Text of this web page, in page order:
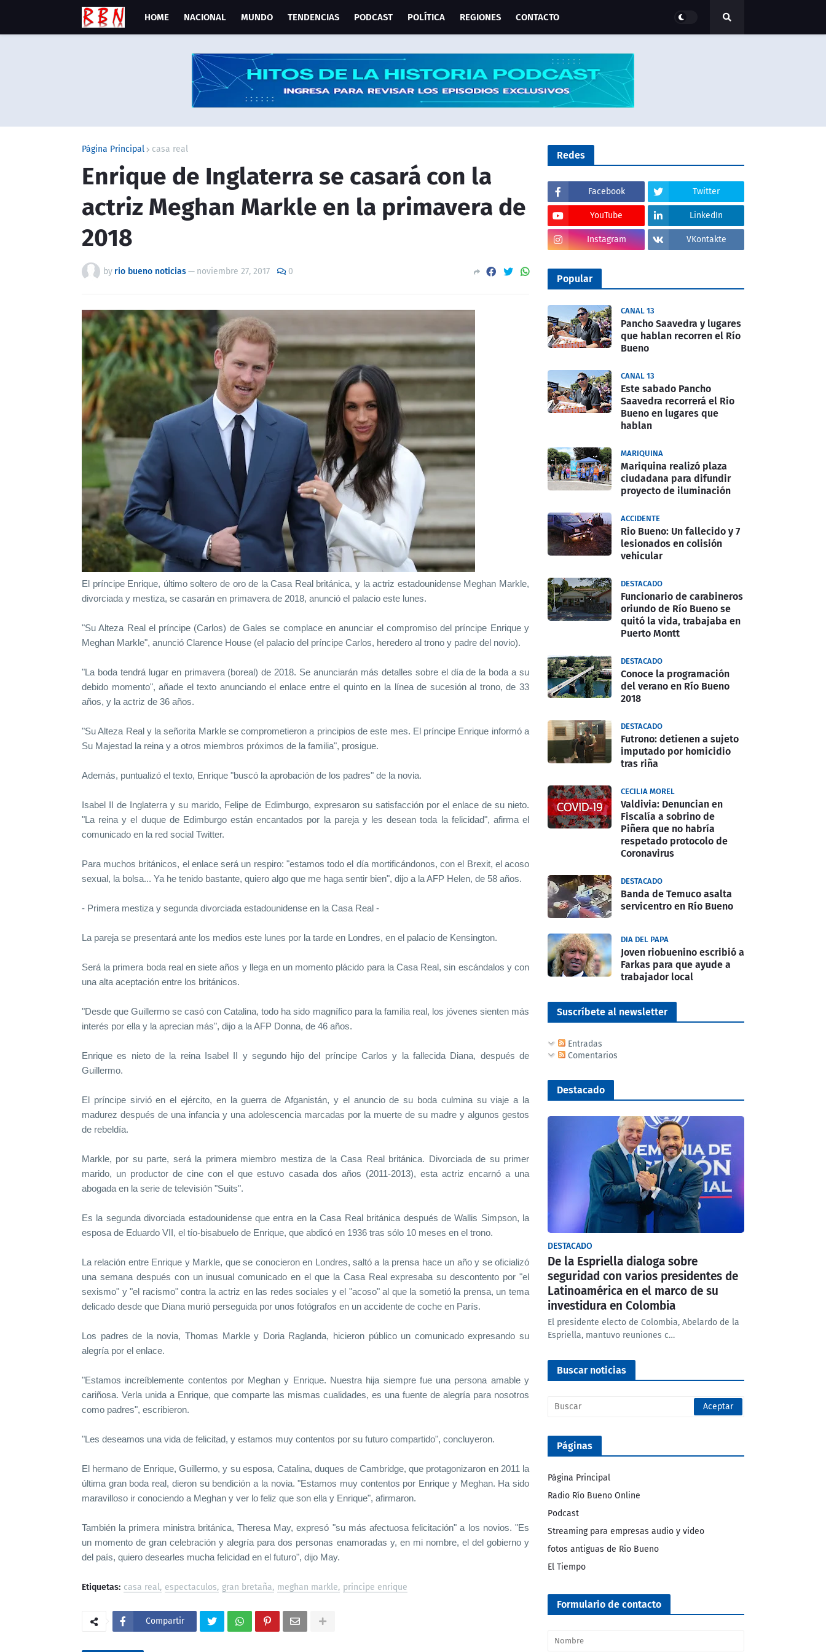
HOME NACIONAL MUNDO TENDENCIAS PODCAST POLÍTICA REGIONES CONTACTO
Página Principal casa real
Enrique de Inglaterra se casará con la
actriz Meghan Markle en la primavera de
2018
by rio bueno noticias— noviembre 27, 2017 0
El príncipe Enrique, último soltero de oro de la Casa Real británica, y la actriz estadounidense Meghan Markle,
divorciada y mestiza, se casarán en primavera de 2018, anunció el palacio este lunes.
"Su Alteza Real el príncipe (Carlos) de Gales se complace en anunciar el compromiso del príncipe Enrique y
Meghan Markle", anunció Clarence House (el palacio del príncipe Carlos, heredero al trono y padre del novio).
"La boda tendrá lugar en primavera (boreal) de 2018. Se anunciarán más detalles sobre el día de la boda a su
debido momento", añade el texto anunciando el enlace entre el quinto en la línea de sucesión al trono, de 33
años, y la actriz de 36 años.
"Su Alteza Real y la señorita Markle se comprometieron a principios de este mes. El príncipe Enrique informó a
Su Majestad la reina y a otros miembros próximos de la familia", prosigue.
Además, puntualizó el texto, Enrique "buscó la aprobación de los padres" de la novia.
Isabel II de Inglaterra y su marido, Felipe de Edimburgo, expresaron su satisfacción por el enlace de su nieto.
"La reina y el duque de Edimburgo están encantados por la pareja y les desean toda la felicidad", afirma el
comunicado en la red social Twitter.
Para muchos británicos, el enlace será un respiro: "estamos todo el día mortificándonos, con el Brexit, el acoso
sexual, la bolsa... Ya he tenido bastante, quiero algo que me haga sentir bien", dijo a la AFP Helen, de 58 años.
- Primera mestiza y segunda divorciada estadounidense en la Casa Real -
La pareja se presentará ante los medios este lunes por la tarde en Londres, en el palacio de Kensington.
Será la primera boda real en siete años y llega en un momento plácido para la Casa Real, sin escándalos y con
una alta aceptación entre los británicos.
"Desde que Guillermo se casó con Catalina, todo ha sido magnífico para la familia real, los jóvenes sienten más
interés por ella y la aprecian más", dijo a la AFP Donna, de 46 años.
Enrique es nieto de la reina Isabel II y segundo hijo del príncipe Carlos y la fallecida Diana, después de
Guillermo.
El príncipe sirvió en el ejército, en la guerra de Afganistán, y el anuncio de su boda culmina su viaje a la
madurez después de una infancia y una adolescencia marcadas por la muerte de su madre y algunos gestos
de rebeldía.
Markle, por su parte, será la primera miembro mestiza de la Casa Real británica. Divorciada de su primer
marido, un productor de cine con el que estuvo casada dos años (2011-2013), esta actriz encarnó a una
abogada en la serie de televisión "Suits".
Es la segunda divorciada estadounidense que entra en la Casa Real británica después de Wallis Simpson, la
esposa de Eduardo VII, el tío-bisabuelo de Enrique, que abdicó en 1936 tras sólo 10 meses en el trono.
La relación entre Enrique y Markle, que se conocieron en Londres, saltó a la prensa hace un año y se oficializó
una semana después con un inusual comunicado en el que la Casa Real expresaba su descontento por "el
sexismo" y "el racismo" contra la actriz en las redes sociales y el "acoso" al que la sometió la prensa, un tema
delicado desde que Diana murió perseguida por unos fotógrafos en un accidente de coche en París.
Los padres de la novia, Thomas Markle y Doria Raglanda, hicieron público un comunicado expresando su
alegría por el enlace.
"Estamos increíblemente contentos por Meghan y Enrique. Nuestra hija siempre fue una persona amable y
cariñosa. Verla unida a Enrique, que comparte las mismas cualidades, es una fuente de alegría para nosotros
como padres", escribieron.
"Les deseamos una vida de felicitad, y estamos muy contentos por su futuro compartido", concluyeron.
El hermano de Enrique, Guillermo, y su esposa, Catalina, duques de Cambridge, que protagonizaron en 2011 la
última gran boda real, dieron su bendición a la novia. "Estamos muy contentos por Enrique y Meghan. Ha sido
maravilloso ir conociendo a Meghan y ver lo feliz que son ella y Enrique", afirmaron.
También la primera ministra británica, Theresa May, expresó "su más afectuosa felicitación" a los novios. "Es
un momento de gran celebración y alegría para dos personas enamoradas y, en mi nombre, el del gobierno y
del país, quiero desearles mucha felicidad en el futuro", dijo May.
Etiquetas: casa real espectaculos gran bretaña meghan markle principe enrique
Compartir
Redes
Facebook Twitter
YouTube LinkedIn
Instagram VKontakte
Popular
CANAL 13
Pancho Saavedra y lugares
que hablan recorren el Río
Bueno
CANAL 13
Este sabado Pancho
Saavedra recorrerá el Rio
Bueno en lugares que
hablan
MARIQUINA
Mariquina realizó plaza
ciudadana para difundir
proyecto de iluminación
ACCIDENTE
Rio Bueno: Un fallecido y 7
lesionados en colisión
vehicular
DESTACADO
Funcionario de carabineros
oriundo de Río Bueno se
quitó la vida, trabajaba en
Puerto Montt
DESTACADO
Conoce la programación
del verano en Río Bueno
2018
DESTACADO
Futrono: detienen a sujeto
imputado por homicidio
tras riña
CECILIA MOREL
Valdivia: Denuncian en
Fiscalía a sobrino de
Piñera que no habría
respetado protocolo de
Coronavirus
DESTACADO
Banda de Temuco asalta
servicentro en Río Bueno
DIA DEL PAPA
Joven riobuenino escribió a
Farkas para que ayude a
trabajador local
Suscríbete al newsletter
Entradas
Comentarios
Destacado
DESTACADO
De la Espriella dialoga sobre
seguridad con varios presidentes de
Latinoamérica en el marco de su
investidura en Colombia
El presidente electo de Colombia, Abelardo de la
Espriella, mantuvo reuniones c…
Buscar noticias
Páginas
Página Principal
Radio Río Bueno Online
Podcast
Streaming para empresas audio y video
fotos antiguas de Rio Bueno
El Tiempo
Formulario de contacto